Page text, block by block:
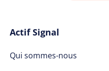
Actif Signal
Qui sommes-nous